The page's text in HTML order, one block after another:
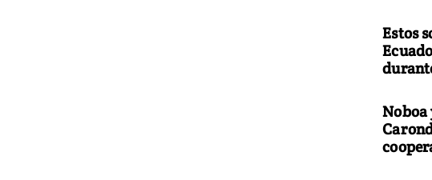
Estos
Noboa